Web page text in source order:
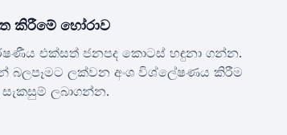
කිරීමේ හෝරාව
එක්සත් ජනපද කොටස් හඳුනා ගන්න.
බලපෑමට ලක්වන අංශ විශ්ලේෂණය කිරීම
ලබාගන්න.